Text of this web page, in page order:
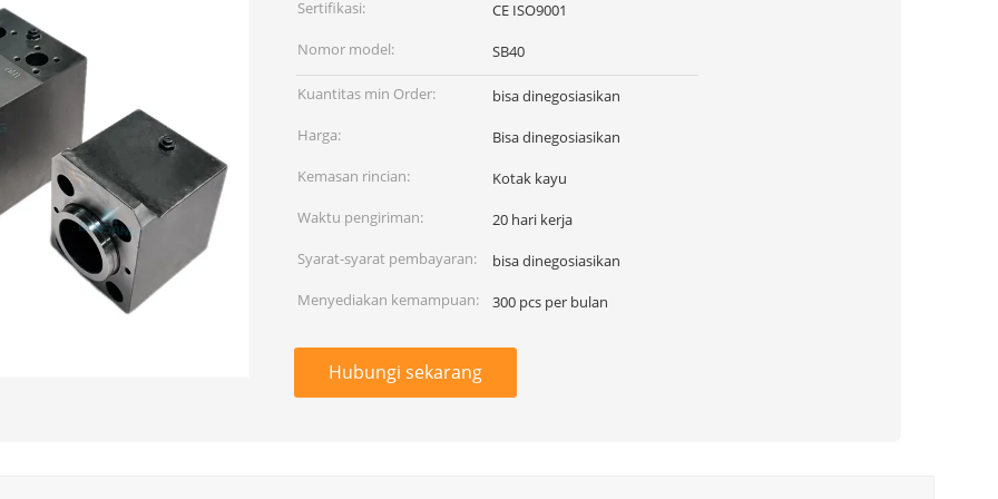
Sertifikasi:
CE ISO9001
Nomor model:
SB40
Kuantitas min Order:
bisa dinegosiasikan
Harga:
Bisa dinegosiasikan
Kemasan rincian:
Kotak kayu
Waktu pengiriman:
20 hari kerja
Syarat-syarat pembayaran:
bisa dinegosiasikan
Menyediakan kemampuan:
300 pcs per bulan
Hubungi sekarang